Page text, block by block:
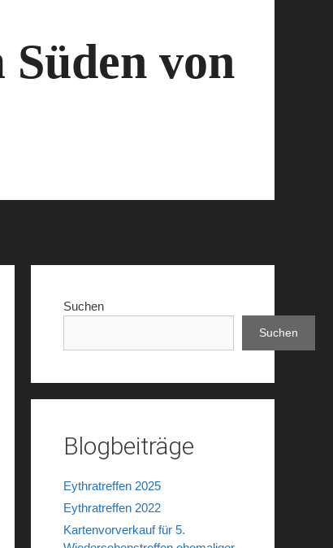
von
Suchen
Suchen
Blogbeiträge
Eythratreffen 2025
Eythratreffen 2022
Kartenvorverkauf für 5.